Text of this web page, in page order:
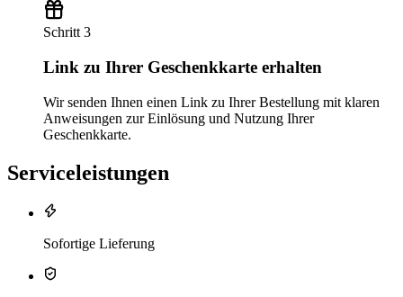
Schritt 3
Link zu Ihrer Geschenkkarte erhalten
Wir senden Ihnen einen Link zu Ihrer Bestellung mit klaren
Anweisungen zur Einlösung und Nutzung Ihrer
Geschenkkarte.
Serviceleistungen
Sofortige Lieferung